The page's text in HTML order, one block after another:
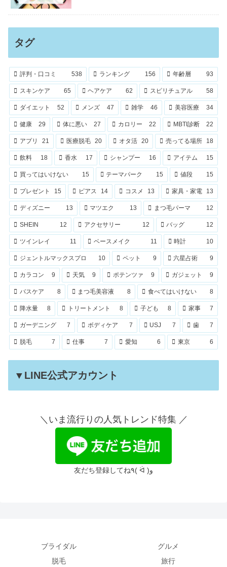
タグ
評判・口コミ 538 ランキング 156 年齢層 93
スキンケア 65 ヘアケア 62 スピリチュアル 58
ダイエット 52 メンズ 47 雑学 46 美容医療 34
健康 29 体に悪い 27 カロリー 22 MBTI診断 22
アプリ 21 医療脱毛 20 オタ活 20 売ってる場所 18
飲料 18 香水 17 シャンプー 16 アイテム 15
買ってはいけない 15 テーマパーク 15 値段 15
プレゼント 15 ピアス 14 コスメ 13 家具・家電 13
ディズニー 13 マツエク 13 まつ毛パーマ 12
SHEIN 12 アクセサリー 12 バッグ 12
ツインレイ 11 ベースメイク 11 時計 10
ジェントルマックスプロ 10 ペット 9 六星占術 9
カラコン 9 天気 9 ポテンツァ 9 ガジェット 9
バスケア 8 まつ毛美容液 8 食べてはいけない 8
降水量 8 トリートメント 8 子ども 8 家事 7
ガーデニング 7 ボディケア 7 USJ 7 歯 7
脱毛 7 仕事 7 愛知 6 東京 6
▼LINE公式アカウント
＼いま流行りの人気トレンド特集 ／
友だち登録してね٩( ᐛ )و
ブライダル
グルメ
脱毛
旅行